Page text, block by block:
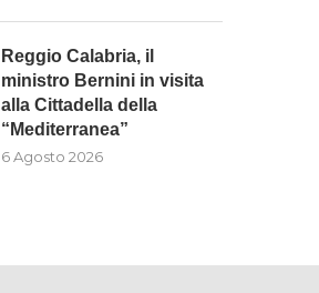
Reggio Calabria, il
ministro Bernini in visita
alla Cittadella della
“Mediterranea”
6 Agosto 2026